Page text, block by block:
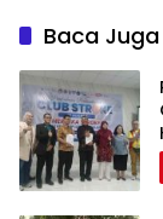
Baca Juga